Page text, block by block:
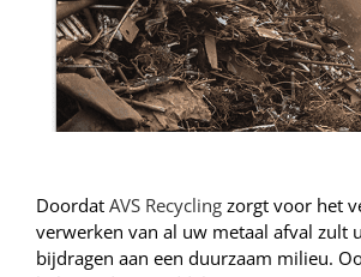
Doordat AVS Recycling zorgt voor het
verwerken van al uw metaal afval zult
bijdragen aan een duurzaam milieu.